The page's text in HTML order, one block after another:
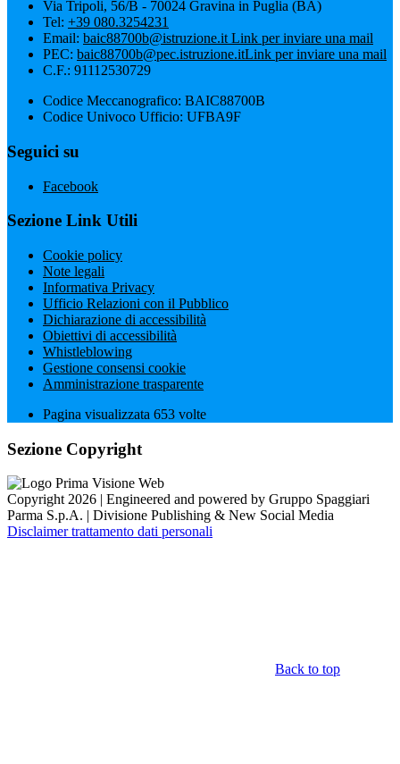
Via Tripoli, 56/B - 70024 Gravina in Puglia (BA)
Tel: +39 080.3254231
Email: baic88700b@istruzione.it Link per inviare una mail
PEC: baic88700b@pec.istruzione.itLink per inviare una mail
C.F.: 91112530729
Codice Meccanografico: BAIC88700B
Codice Univoco Ufficio: UFBA9F
Seguici su
Facebook
Sezione Link Utili
Cookie policy
Note legali
Informativa Privacy
Ufficio Relazioni con il Pubblico
Dichiarazione di accessibilità
Obiettivi di accessibilità
Whistleblowing
Gestione consensi cookie
Amministrazione trasparente
Pagina visualizzata 653 volte
Sezione Copyright
Copyright 2026 | Engineered and powered by Gruppo Spaggiari
Parma S.p.A. | Divisione Publishing & New Social Media
Disclaimer trattamento dati personali
Back to top